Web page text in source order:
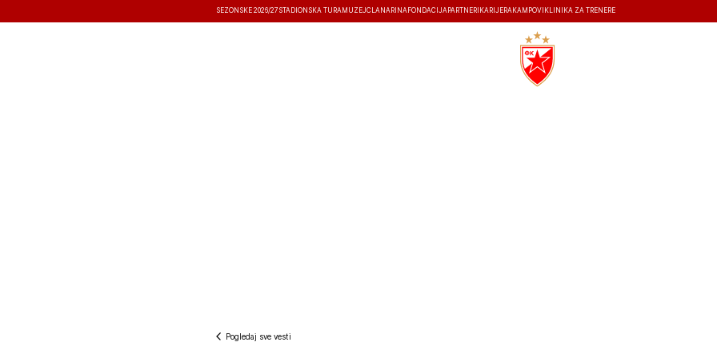
SEZONSKE 2026/27 STADIONSKA TURA MUZEJČLANARINA FONDACIJA PARTNERI KARIJERA KAMPOVI KLINIKA ZA TRENERE
Pogledaj sve vesti